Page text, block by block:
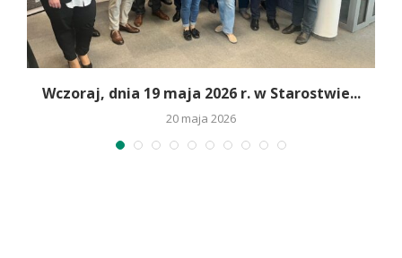
Wczoraj, dnia 19 maja 2026 r. w Starostwie...
20 maja 2026